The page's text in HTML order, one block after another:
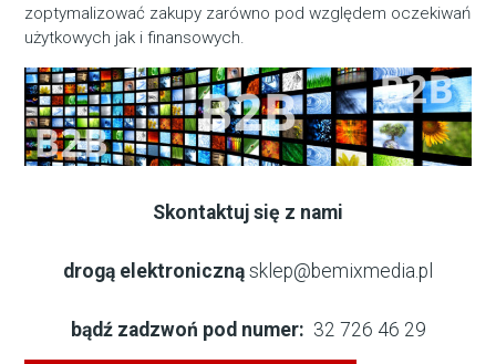
zoptymalizować zakupy zarówno pod względem oczekiwań
użytkowych jak i finansowych.
Skontaktuj się z nami
drogą elektroniczną sklep@bemixmedia.pl
bądź zadzwoń pod numer: 32 726 46 29